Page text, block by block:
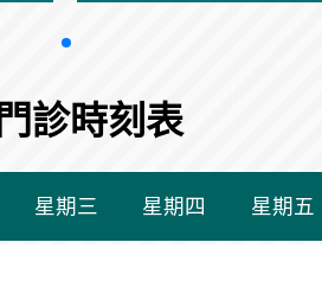
門診時刻表
星期三 星期四 星期五